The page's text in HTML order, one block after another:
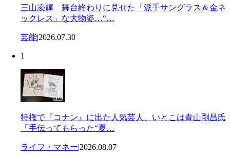
三山凌輝 舞台終わりに見せた「派手サングラス＆金ネ
ックレス」な大物姿…“…
芸能|2026.07.30
1
特権で『コナン』に出た人気芸人、いとこは青山剛昌氏
「手伝ってもらった“夏…
ライフ・マネー|2026.08.07